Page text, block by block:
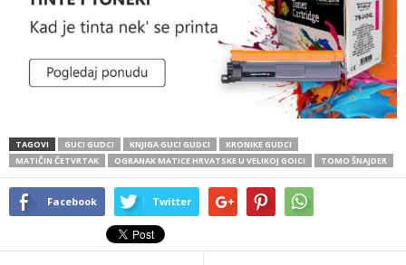
TAGOVI GUCI GUDCI KNJIGA GUCI GUDCI
KRONIKE GUDCI
MATIČIN ČETVRTAK
OGRANAK MATICE HRVATSKE U VELIKOJ GOICI TOMO ŠNAJDER
Facebook Twitter